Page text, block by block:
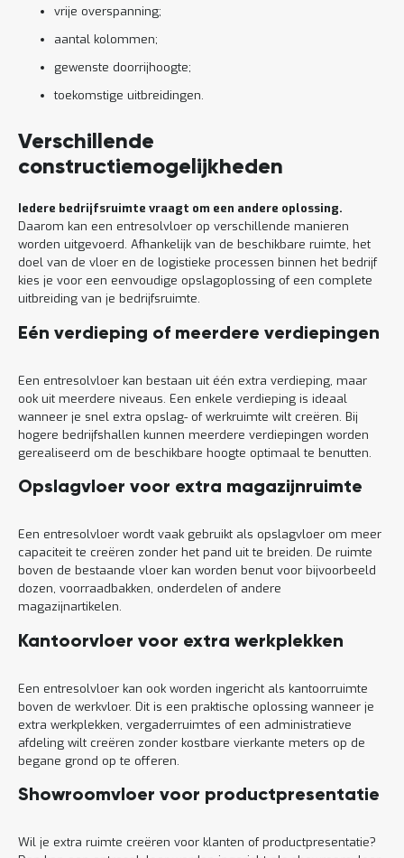
vrije overspanning;
aantal kolommen;
gewenste doorrijhoogte;
toekomstige uitbreidingen.
Verschillende
constructiemogelijkheden
Iedere bedrijfsruimte vraagt om een andere oplossing.
Daarom kan een entresolvloer op verschillende manieren
worden uitgevoerd. Afhankelijk van de beschikbare ruimte, het
doel van de vloer en de logistieke processen binnen het bedrijf
kies je voor een eenvoudige opslagoplossing of een complete
uitbreiding van je bedrijfsruimte.
Eén verdieping of meerdere verdiepingen
Een entresolvloer kan bestaan uit één extra verdieping, maar
ook uit meerdere niveaus. Een enkele verdieping is ideaal
wanneer je snel extra opslag- of werkruimte wilt creëren. Bij
hogere bedrijfshallen kunnen meerdere verdiepingen worden
gerealiseerd om de beschikbare hoogte optimaal te benutten.
Opslagvloer voor extra magazijnruimte
Een entresolvloer wordt vaak gebruikt als opslagvloer om meer
capaciteit te creëren zonder het pand uit te breiden. De ruimte
boven de bestaande vloer kan worden benut voor bijvoorbeeld
dozen, voorraadbakken, onderdelen of andere
magazijnartikelen.
Kantoorvloer voor extra werkplekken
Een entresolvloer kan ook worden ingericht als kantoorruimte
boven de werkvloer. Dit is een praktische oplossing wanneer je
extra werkplekken, vergaderruimtes of een administratieve
afdeling wilt creëren zonder kostbare vierkante meters op de
begane grond op te offeren.
Showroomvloer voor productpresentatie
Wil je extra ruimte creëren voor klanten of productpresentatie?